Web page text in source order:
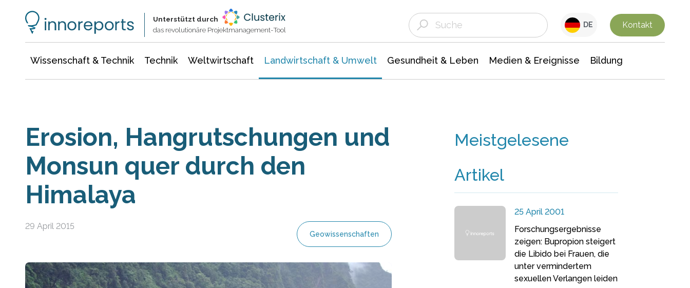
Unterstützt durch
das revolutionäre Projektmanagement-Tool
DE Kontakt
Wissenschaft & Technik Technik Weltwirtschaft Landwirtschaft & Umwelt Gesundheit & Leben Medien & Ereignisse Bildung
Erosion, Hangrutschungen und
Monsun quer durch den
Himalaya
29 April 2015
Geowissenschaften
Meistgelesene
Artikel
25 April 2001
Forschungsergebnisse
zeigen: Bupropion steigert
die Libido bei Frauen, die
unter vermindertem
sexuellen Verlangen leiden